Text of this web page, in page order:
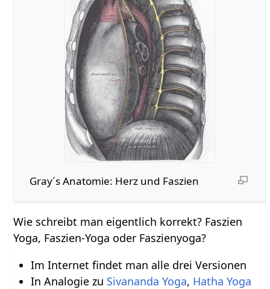
Gray´s Anatomie: Herz und Faszien
Wie schreibt man eigentlich korrekt? Faszien
Yoga, Faszien-Yoga oder Faszienyoga?
Im Internet findet man alle drei Versionen
In Analogie zu Sivananda Yoga, Hatha Yoga